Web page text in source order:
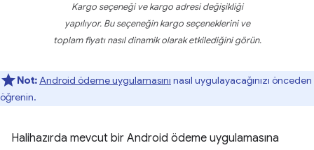
Kargo seçeneği ve kargo adresi değişikliği
yapılıyor. Bu seçeneğin kargo seçeneklerini ve
toplam fiyatı nasıl dinamik olarak etkilediğini görün.
Not:Android ödeme uygulamasını nasıl uygulayacağınızı önceden
öğrenin.
Halihazırda mevcut bir Android ödeme uygulamasına